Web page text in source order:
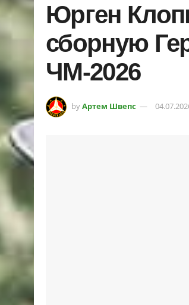
Юрген
сборную
ЧМ-2026
byАртем Швепс